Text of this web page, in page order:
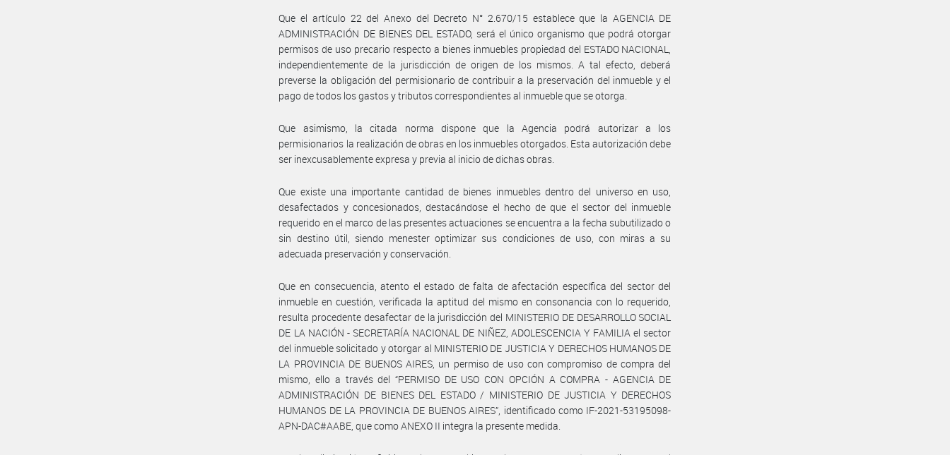
Que el artículo 22 del Anexo del Decreto N° 2.670/15 establece que la AGENCIA DE
ADMINISTRACIÓN DE BIENES DEL ESTADO, será el único organismo que podrá otorgar
permisos de uso precario respecto a bienes inmuebles propiedad del ESTADO NACIONAL,
independientemente de la jurisdicción de origen de los mismos. A tal efecto, deberá
preverse la obligación del permisionario de contribuir a la preservación del inmueble y el
pago de todos los gastos y tributos correspondientes al inmueble que se otorga.
Que asimismo, la citada norma dispone que la Agencia podrá autorizar a los
permisionarios la realización de obras en los inmuebles otorgados. Esta autorización debe
ser inexcusablemente expresa y previa al inicio de dichas obras.
Que existe una importante cantidad de bienes inmuebles dentro del universo en uso,
desafectados y concesionados, destacándose el hecho de que el sector del inmueble
requerido en el marco de las presentes actuaciones se encuentra a la fecha subutilizado o
sin destino útil, siendo menester optimizar sus condiciones de uso, con miras a su
adecuada preservación y conservación.
Que en consecuencia, atento el estado de falta de afectación específica del sector del
inmueble en cuestión, verificada la aptitud del mismo en consonancia con lo requerido,
resulta procedente desafectar de la jurisdicción del MINISTERIO DE DESARROLLO SOCIAL
DE LA NACIÓN - SECRETARÍA NACIONAL DE NIÑEZ, ADOLESCENCIA Y FAMILIA el sector
del inmueble solicitado y otorgar al MINISTERIO DE JUSTICIA Y DERECHOS HUMANOS DE
LA PROVINCIA DE BUENOS AIRES, un permiso de uso con compromiso de compra del
mismo, ello a través del “PERMISO DE USO CON OPCIÓN A COMPRA - AGENCIA DE
ADMINISTRACIÓN DE BIENES DEL ESTADO / MINISTERIO DE JUSTICIA Y DERECHOS
HUMANOS DE LA PROVINCIA DE BUENOS AIRES”, identificado como IF-2021-53195098-
APN-DAC#AABE, que como ANEXO II integra la presente medida.